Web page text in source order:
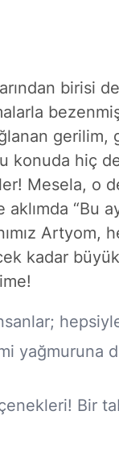
birisi
gerilim,
konuda hiç
Mesela, o
“Bu
kadar
yağmuruna
Bir